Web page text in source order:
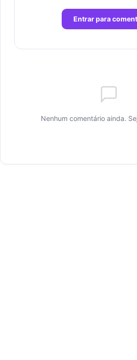
Entrar para
Nenhum comentário ainda.